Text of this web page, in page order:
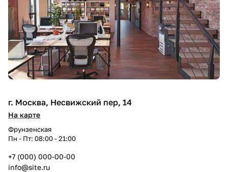
г. Москва, Несвижский пер, 14
На карте
Фрунзенская
Пн - Пт: 08:00 - 21:00
+7 (000) 000-00-00
info@site.ru